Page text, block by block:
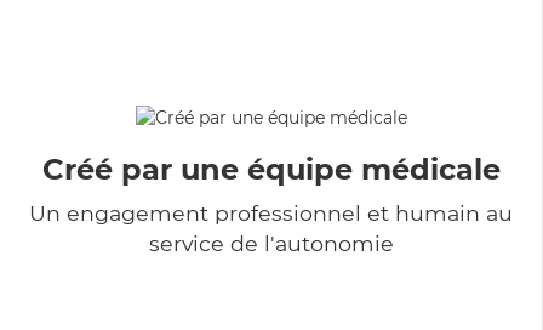
Créé par une équipe médicale
Un engagement professionnel et humain au
service de l'autonomie